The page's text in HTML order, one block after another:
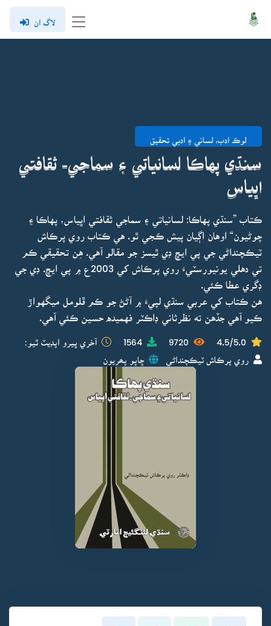
لاگ ان
لوڪ ادب، لساني ۽ ادبي تحقيق
سنڌي پهاڪا لسانياتي ۽ سماجي- ثقافتي
اڀياس
ڪتاب ”سنڌي پهاڪا: لسانياتي ۽ سماجي ثقافتي اڀياس، پهاڪا ۽
چوڻيون“ اوهان اڳيان پيش ڪجي ٿو. هي ڪتاب روي پرڪاش
ٽيڪچنداڻي جي پي ايڇ ڊي ٿيسز جو مقالو آهي. هِن تحقيقي ڪم
تي دهلي يونيورسٽيءَ روي پرڪاش کي 2003ع ۾ پي ايڇ. ڊي جي
ڊگري عطا ڪئي.
هن ڪتاب کي عربي سنڌي لپيءَ ۾ آڻڻ جو ڪم ڦلومل ميگهواڙ
ڪيو آهي جڏهن ته نظرثاني ڊاڪٽر فهميده حسين ڪئي آهي.
4.5/5.0
9720
1564 آخري ڀيرو اپڊيٽ ٿيو:
روي پرڪاش ٽيڪچنداڻي ڇاپو پھريون